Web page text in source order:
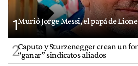
1Murió Jorge Messi, el papá de
2Caputo y Sturzenegger crean un
“ganar” sindicatos aliados